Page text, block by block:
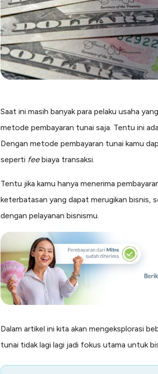
Saat ini masih banyak para pelaku usaha
metode pembayaran tunai saja. Tentu ini
Dengan metode pembayaran tunai kamu
seperti feebiaya transaksi.
Tentu jika kamu hanya menerima
keterbatasan yang dapat merugikan bisnis,
dengan pelayanan bisnismu.
Dalam artikel ini kita akan mengeksplorasi
tunai tidak lagi lagi jadi fokus utama untuk